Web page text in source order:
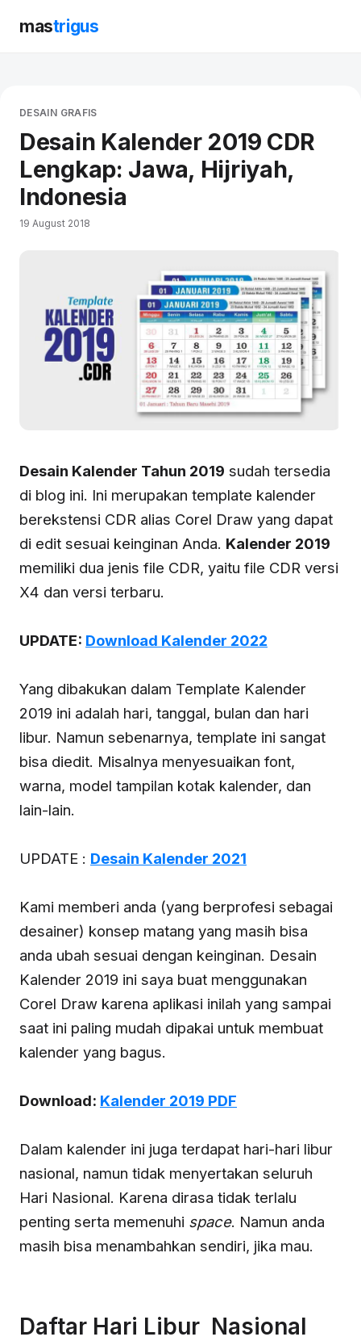
mastrigus
DESAIN GRAFIS
Desain Kalender 2019 CDR
Lengkap: Jawa, Hijriyah,
Indonesia
19 August 2018
Desain Kalender Tahun 2019 sudah tersedia
di blog ini. Ini merupakan template kalender
berekstensi CDR alias Corel Draw yang dapat
di edit sesuai keinginan Anda. Kalender 2019
memiliki dua jenis file CDR, yaitu file CDR versi
X4 dan versi terbaru.
UPDATE: Download Kalender 2022
Yang dibakukan dalam Template Kalender
2019 ini adalah hari, tanggal, bulan dan hari
libur. Namun sebenarnya, template ini sangat
bisa diedit. Misalnya menyesuaikan font,
warna, model tampilan kotak kalender, dan
lain-lain.
UPDATE : Desain Kalender 2021
Kami memberi anda (yang berprofesi sebagai
desainer) konsep matang yang masih bisa
anda ubah sesuai dengan keinginan. Desain
Kalender 2019 ini saya buat menggunakan
Corel Draw karena aplikasi inilah yang sampai
saat ini paling mudah dipakai untuk membuat
kalender yang bagus.
Download: Kalender 2019 PDF
Dalam kalender ini juga terdapat hari-hari libur
nasional, namun tidak menyertakan seluruh
Hari Nasional. Karena dirasa tidak terlalu
penting serta memenuhi space. Namun anda
masih bisa menambahkan sendiri, jika mau.
Daftar Hari Libur Nasional